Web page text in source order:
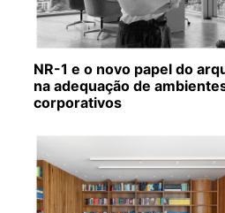
NR-1 e o novo papel do
na adequação de
corporativos